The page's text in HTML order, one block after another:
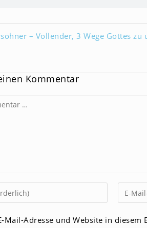
– Vollender, 3 Wege Gottes zu
Kommentar
Gib
deine
Mail-Adresse und Website in